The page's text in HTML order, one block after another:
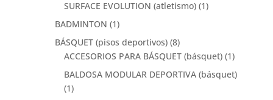
SURFACE EVOLUTION (atletismo) (1)
BADMINTON (1)
BÁSQUET (pisos deportivos) (8)
ACCESORIOS PARA BÁSQUET (básquet) (1)
BALDOSA MODULAR DEPORTIVA (básquet)
(1)